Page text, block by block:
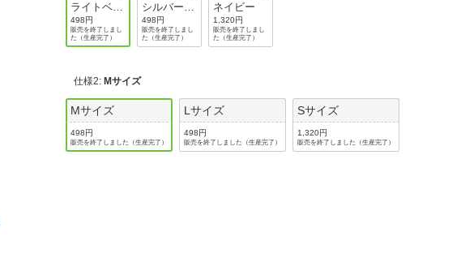
ライトベー
ジュ
498円
販売を終了しまし
た（生産完了）
シルバーグ
レー
498円
販売を終了しまし
た（生産完了）
ネイビー
1,320円
販売を終了しまし
た（生産完了）
仕様2: Mサイズ
Mサイズ
498円
販売を終了しました（生産完了）
Lサイズ
498円
販売を終了しました（生産完了）
Sサイズ
1,320円
販売を終了しました（生産完了）